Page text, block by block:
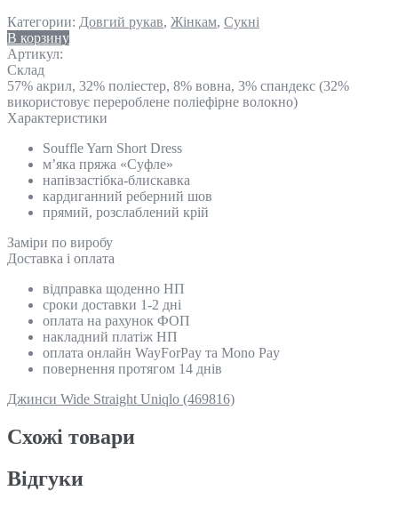
Категории: Довгий рукав, Жінкам, Сукні
В корзину
Артикул:
Склад
57% акрил, 32% поліестер, 8% вовна, 3% спандекс (32%
використовує перероблене поліефірне волокно)
Характеристики
Souffle Yarn Short Dress
м’яка пряжа «Суфле»
напівзастібка-блискавка
кардиганний реберний шов
прямий, розслаблений крій
Замiри по виробу
Доставка і оплата
відправка щоденно НП
сроки доставки 1-2 дні
оплата на рахунок ФОП
накладний платіж НП
оплата онлайн WayForPay та Mono Pay
повернення протягом 14 днів
Джинси Wide Straight Uniqlo (469816)
Схожi товари
Відгуки